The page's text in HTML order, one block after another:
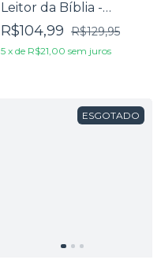
Leitor da Bíblia -
Lawrence Richards
R$104,99 R$129,95
5 x de R$21,00 sem juros
ESGOTADO